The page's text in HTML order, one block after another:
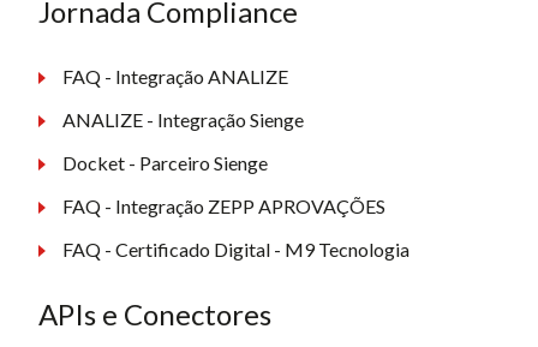
Jornada Compliance
FAQ - Integração ANALIZE
ANALIZE - Integração Sienge
Docket - Parceiro Sienge
FAQ - Integração ZEPP APROVAÇÕES
FAQ - Certificado Digital - M9 Tecnologia
APIs e Conectores